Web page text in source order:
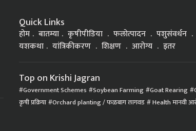
Quick Links
होम बातम्या कृषीपीडिया फलोत्पादन पशुसंवर्धन
यशकथा
यांत्रिकीकरण शिक्षण आरोग्य इतर
Top on Krishi Jagran
Government Schemes Soybean Farming Goat Rearing
कृषी प्रक्रिया Orchard planting / फळबाग लागवड Health मानवी